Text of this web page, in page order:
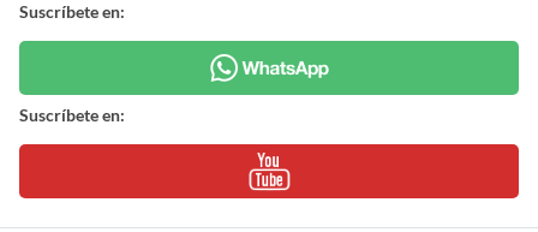
Suscríbete en:
Suscríbete en: